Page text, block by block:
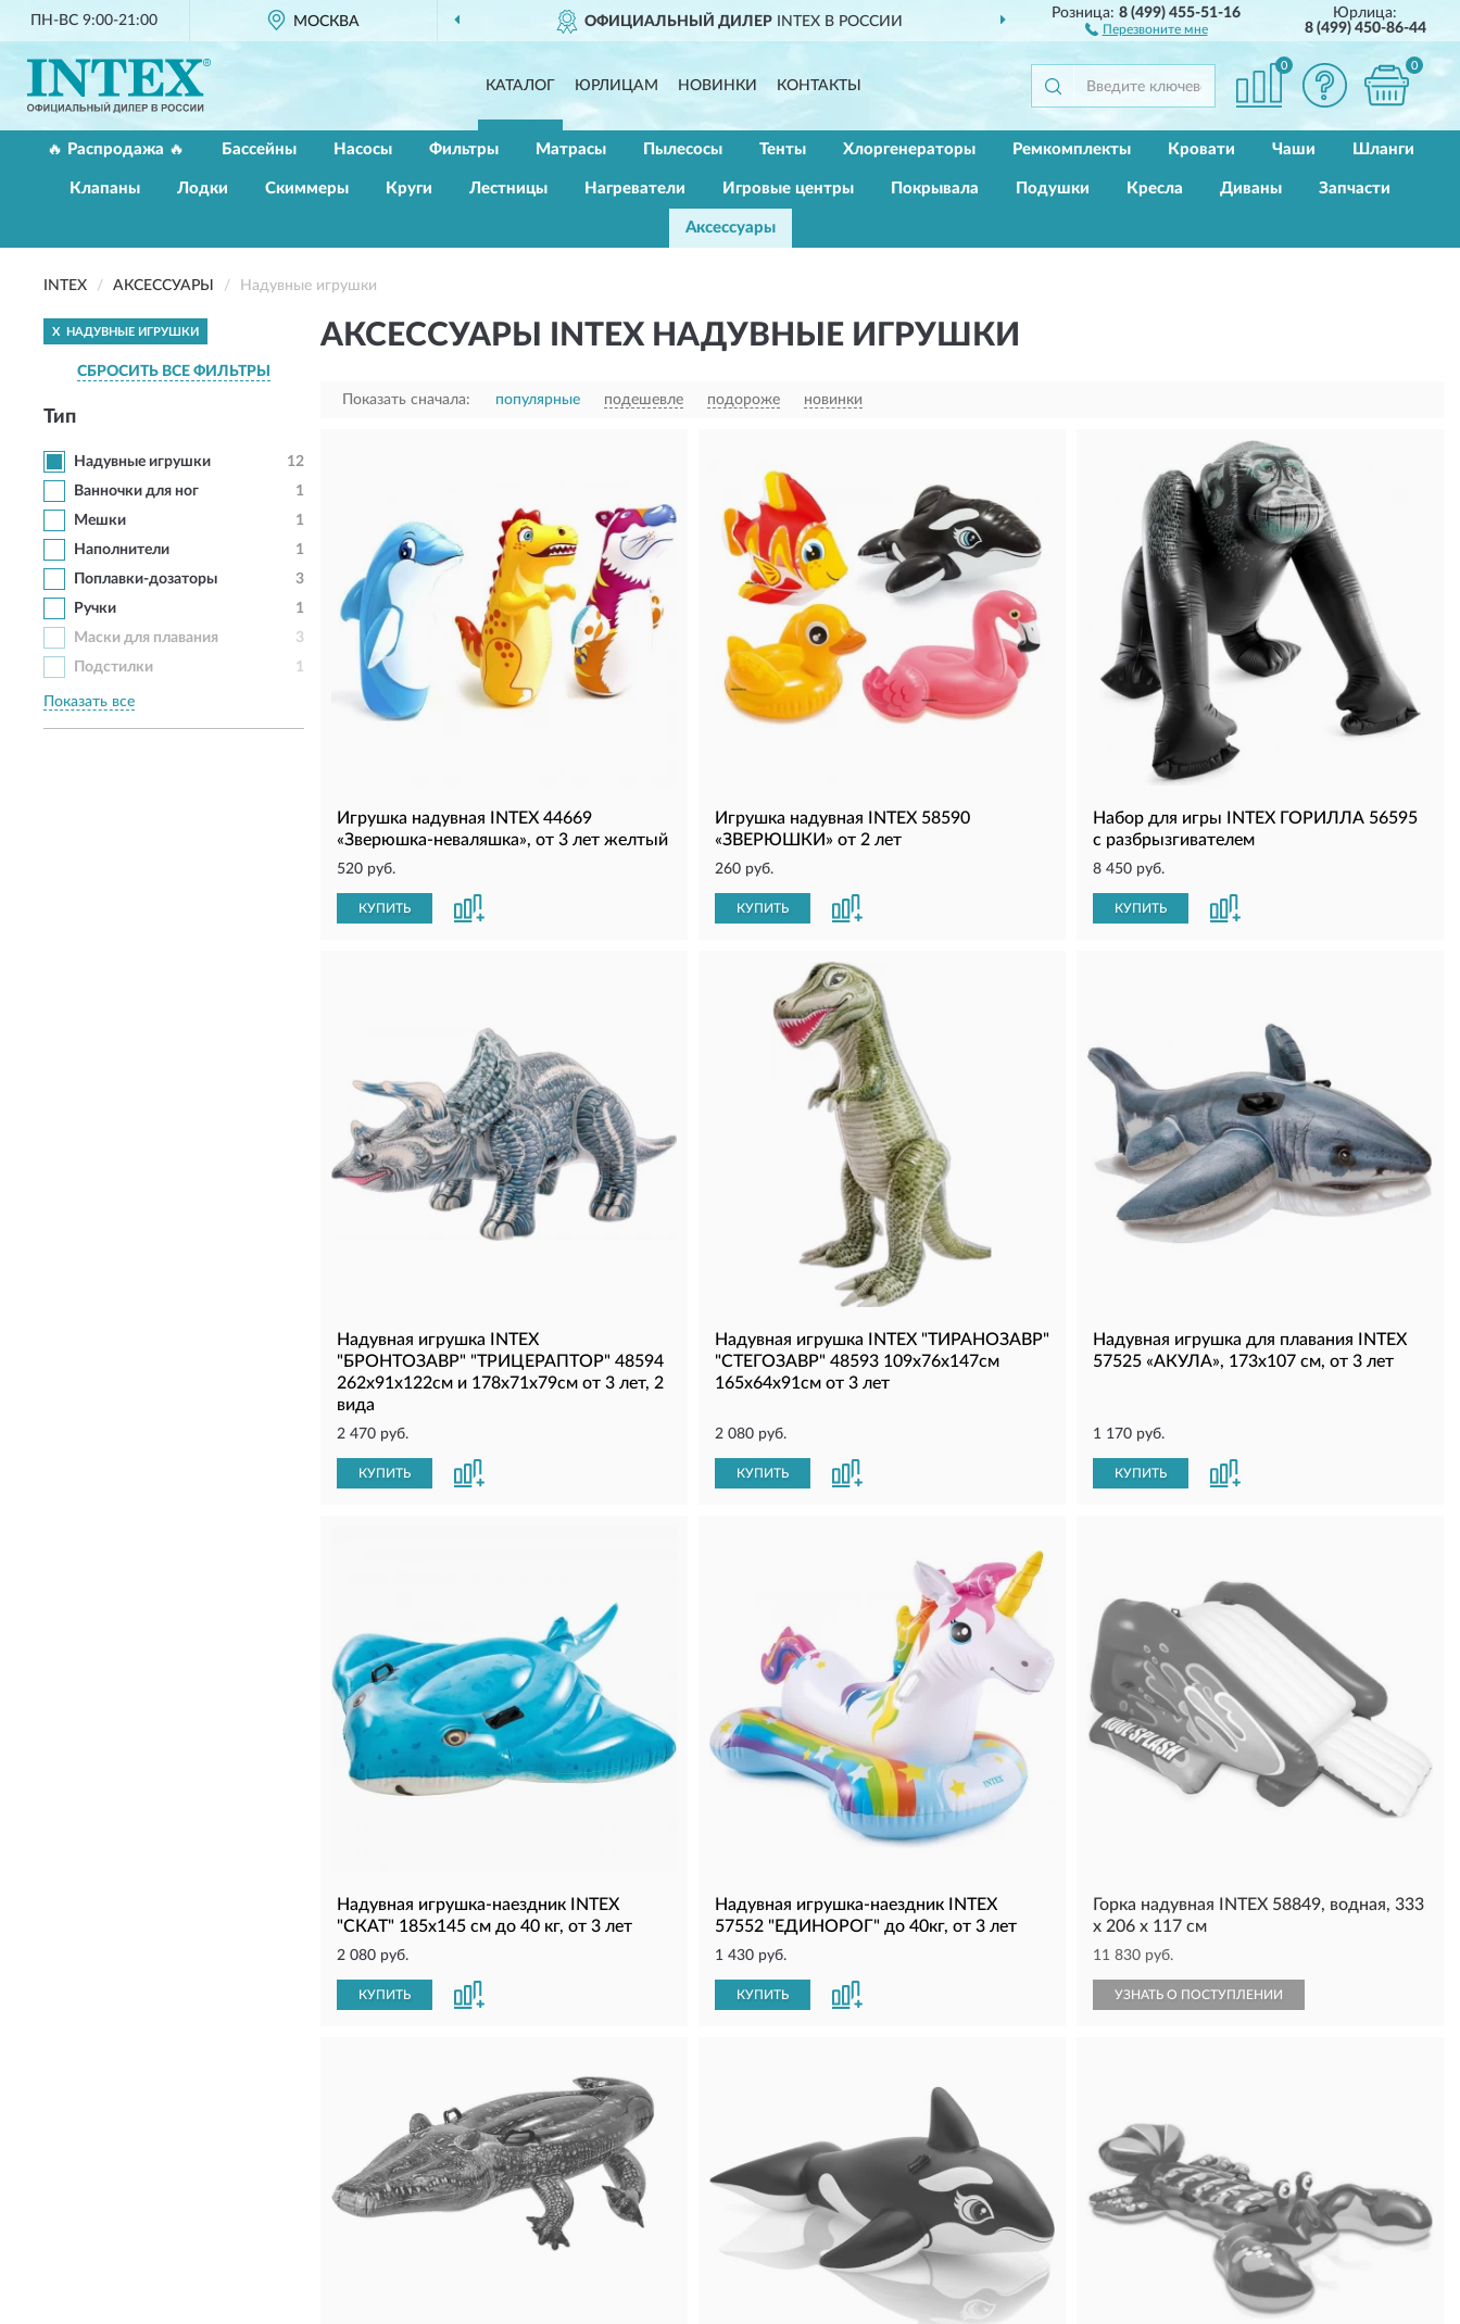
ПН-ВС 9:00-21:00 МОСКВА ОФИЦИАЛЬНЫЙ ДИЛЕРINTEX В РОССИИ ДОСТАВИМПО ВСЕЙ РОССИИ
Розница:8 (499) 455-51-16
Перезвоните мне
Юрлица:
8 (499) 450-86-44
КАТАЛОГ ЮРЛИЦАМ НОВИНКИ КОНТАКТЫ
0 0
🔥 Распродажа 🔥 Бассейны Насосы Фильтры Матрасы Пылесосы Тенты Хлоргенераторы Ремкомплекты Кровати Чаши Шланги
Клапаны Лодки Скиммеры Круги Лестницы Нагреватели Игровые центры Покрывала Подушки Кресла Диваны Запчасти
Аксессуары
INTEX АКСЕССУАРЫ Надувные игрушки
X НАДУВНЫЕ ИГРУШКИ
СБРОСИТЬ ВСЕ ФИЛЬТРЫ
Тип
Надувные игрушки
12
Ванночки для ног
1
Мешки
1
Наполнители
1
Поплавки-дозаторы
3
Ручки
1
Маски для плавания
3
Подстилки
1
Показать все
АКСЕССУАРЫ INTEX НАДУВНЫЕ ИГРУШКИ
Показать сначала: популярные подешевле подороже новинки
Игрушка надувная INTEX 44669
«Зверюшка-неваляшка», от 3 лет желтый
520 руб.
КУПИТЬ
Игрушка надувная INTEX 58590
«ЗВЕРЮШКИ» от 2 лет
260 руб.
КУПИТЬ
Набор для игры INTEX ГОРИЛЛА 56595
с разбрызгивателем
8 450 руб.
КУПИТЬ
Надувная игрушка INTEX
"БРОНТОЗАВР" "ТРИЦЕРАПТОР" 48594
262х91х122см и 178х71х79см от 3 лет, 2
вида
2 470 руб.
КУПИТЬ
Надувная игрушка INTEX "ТИРАНОЗАВР"
"СТЕГОЗАВР" 48593 109х76х147см
165х64х91см от 3 лет
2 080 руб.
КУПИТЬ
Надувная игрушка для плавания INTEX
57525 «АКУЛА», 173х107 см, от 3 лет
1 170 руб.
КУПИТЬ
Надувная игрушка-наездник INTEX
"СКАТ" 185х145 см до 40 кг, от 3 лет
2 080 руб.
КУПИТЬ
Надувная игрушка-наездник INTEX
57552 "ЕДИНОРОГ" до 40кг, от 3 лет
1 430 руб.
КУПИТЬ
Горка надувная INTEX 58849, водная, 333
х 206 х 117 см
11 830 руб.
УЗНАТЬ О ПОСТУПЛЕНИИ